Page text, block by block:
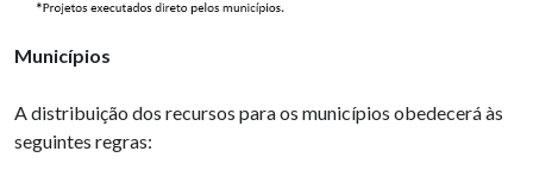
Municípios
A distribuição dos recursos para os municípios obedecerá às
seguintes regras: